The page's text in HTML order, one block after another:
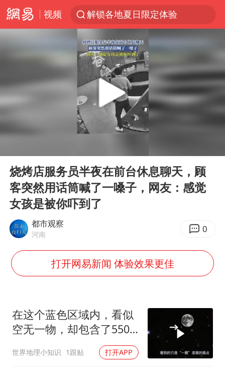
视频
解锁各地夏日限定体验
白海豚将正面袭击贯穿浙江
视频丨中国东方电气集团原党组副书记、董事宋致远被查
黄金创今年来最大单周涨幅
四川宜宾市珙县发生3.4级地震
香港宏福苑火灾或由烟头引起
女主硬加吻戏短剧已下架
郑丽文：台湾从来没有“独立”过
实时追踪台风白海豚
刘浩存百花奖开幕式红裙起舞
制冰厂工人旺季能月入一万三
Play
烧烤店服务员半夜在前台休息聊天，顾
客突然用话筒喊了一嗓子，网友：感觉
女孩是被你吓到了
都市观察
河南 0
打开网易新闻 体验效果更佳
在这个蓝色区域内，看似
空无一物，却包含了5500
世界地理小知识 1跟贴 打开APP